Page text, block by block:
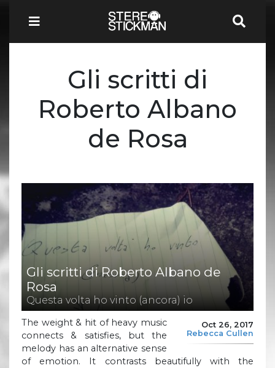
Gli scritti di
Roberto Albano
de Rosa
Gli scritti di Roberto Albano de
Rosa
Questa volta ho vinto (ancora) io
Oct 26, 2017
Rebecca Cullen
The weight & hit of heavy music
connects & satisfies, but the
melody has an alternative sense
of emotion. It contrasts beautifully with the